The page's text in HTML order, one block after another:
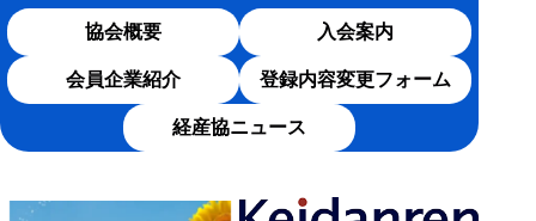
協会概要
入会案内
会員企業紹介
登録内容変更フォーム
経産協ニュース